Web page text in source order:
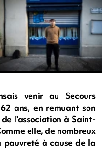
venir au Secours
ans, en remuant son
l'association à Saint-
elle, de nombreux
pauvreté à cause de la